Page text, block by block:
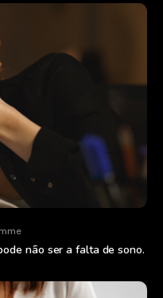
não ser a falta de sono.